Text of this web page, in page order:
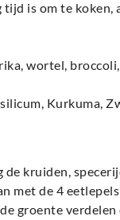
is om te
wortel,
Kurkuma,
kruiden,
met de 4
groente